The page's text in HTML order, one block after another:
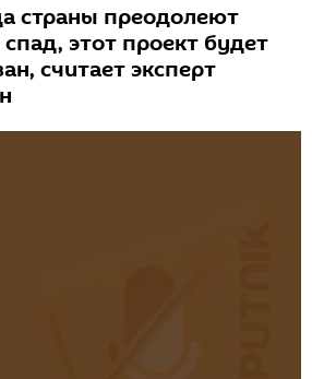
страны преодолеют
этот проект будет
считает эксперт